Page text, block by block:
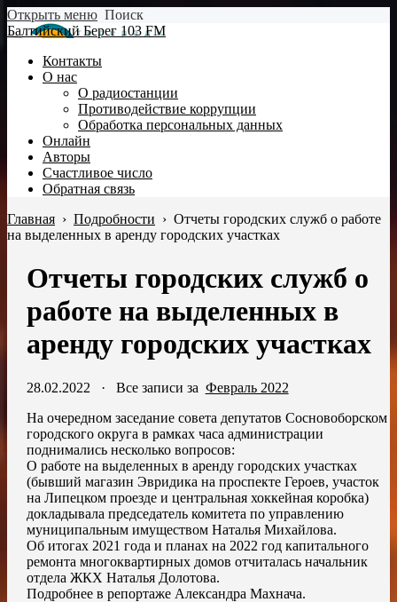
Открыть меню Поиск
Балтийский Берег 103 FM
Контакты
О нас
О радиостанции
Противодействие коррупции
Обработка персональных данных
Онлайн
Авторы
Счастливое число
Обратная связь
Главная › Подробности › Отчеты городских служб о работе
на выделенных в аренду городских участках
Отчеты городских служб о
работе на выделенных в
аренду городских участках
28.02.2022 · Все записи за Февраль 2022
На очередном заседание совета депутатов Сосновоборском
городского округа в рамках часа администрации
поднимались несколько вопросов:
О работе на выделенных в аренду городских участках
(бывший магазин Эвридика на проспекте Героев, участок
на Липецком проезде и центральная хоккейная коробка)
докладывала председатель комитета по управлению
муниципальным имуществом Наталья Михайлова.
Об итогах 2021 года и планах на 2022 год капитального
ремонта многоквартирных домов отчиталась начальник
отдела ЖКХ Наталья Долотова.
Подробнее в репортаже Александра Махнача.